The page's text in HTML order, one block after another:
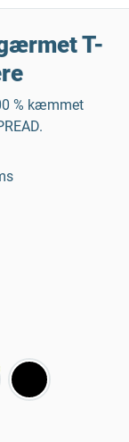
T-
% kæmmet